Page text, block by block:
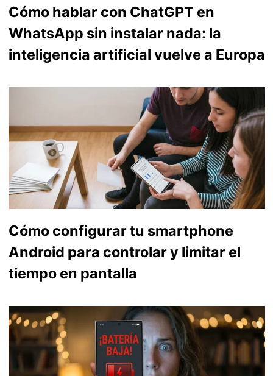
Cómo hablar con ChatGPT en
WhatsApp sin instalar nada: la
inteligencia artificial vuelve a Europa
Cómo configurar tu smartphone
Android para controlar y limitar el
tiempo en pantalla